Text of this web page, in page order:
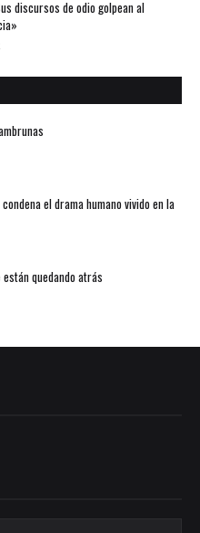
discursos de odio golpean al
el drama humano vivido en la
quedando atrás